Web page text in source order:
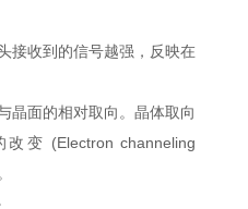
接收到的信号越强，反映在
晶面的相对取向。晶体取向
变 (Electron channeling